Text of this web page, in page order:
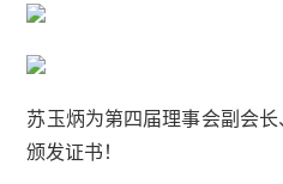
苏玉炳为第四届理事会副会
颁发证书！